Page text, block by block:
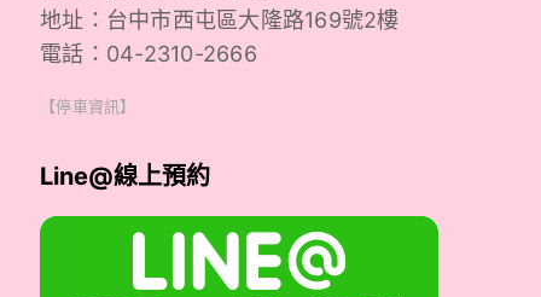
地址：台中市西屯區大隆路169號2樓
電話：04-2310-2666
【停車資訊】
Line@線上預約